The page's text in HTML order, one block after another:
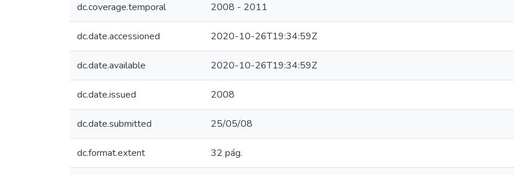
dc.coverage.temporal 2008 - 2011
dc.date.accessioned 2020-10-26T19:34:59Z
dc.date.available 2020-10-26T19:34:59Z
dc.date.issued 2008
dc.date.submitted 25/05/08
dc.format.extent 32 pág.